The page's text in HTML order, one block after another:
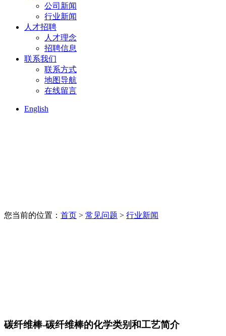
公司新闻
行业新闻
人才招聘
人才理念
招聘信息
联系我们
联系方式
地图导航
在线留言
English
您当前的位置： 首页 > 常见问题 > 行业新闻
碳纤维棒-碳纤维棒的化学类别和工艺简介